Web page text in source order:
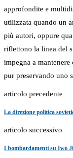
approfondite e
utilizzata quando un
più autori, oppure
riflettono la linea del
impegna a
pur preservando uno
articolo precedente
La direzione politica
articolo successivo
I bombardamenti su Iwo